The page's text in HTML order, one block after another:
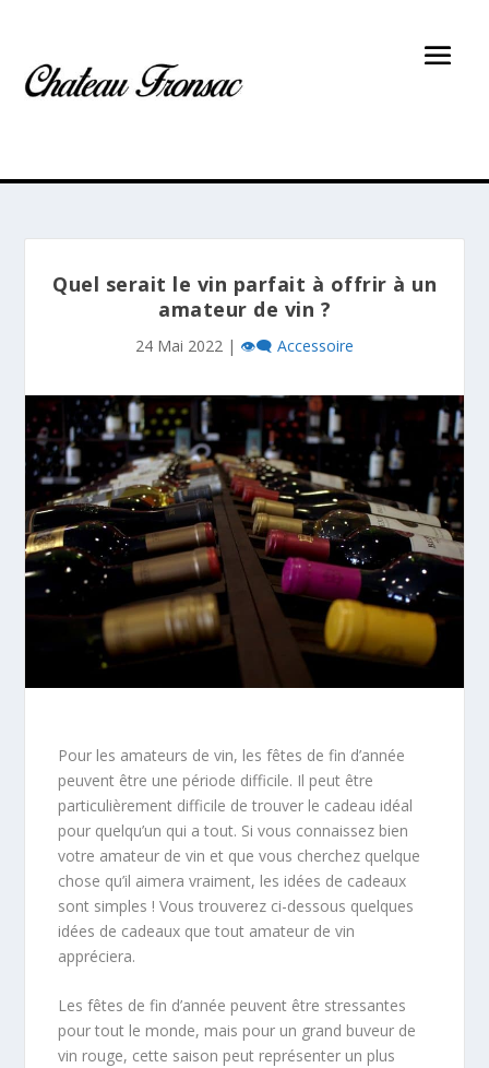
Quel serait le vin parfait à offrir à un
amateur de vin ?
24 Mai 2022 | 👁️‍🗨️ Accessoire
Pour les amateurs de vin, les fêtes de fin d’année
peuvent être une période difficile. Il peut être
particulièrement difficile de trouver le cadeau idéal
pour quelqu’un qui a tout. Si vous connaissez bien
votre amateur de vin et que vous cherchez quelque
chose qu’il aimera vraiment, les idées de cadeaux
sont simples ! Vous trouverez ci-dessous quelques
idées de cadeaux que tout amateur de vin
appréciera.
Les fêtes de fin d’année peuvent être stressantes
pour tout le monde, mais pour un grand buveur de
vin rouge, cette saison peut représenter un plus